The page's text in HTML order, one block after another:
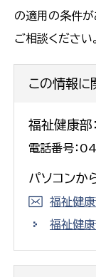
の適用の条件が
ご相談ください。
この情報に
福祉健康部
電話番号：
パソコンか
福祉健康
福祉健康